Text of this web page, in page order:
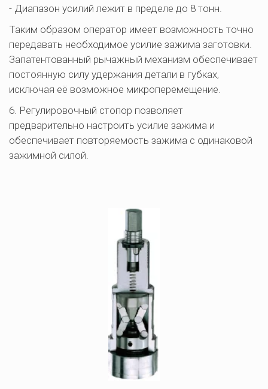
- Диапазон усилий лежит в пределе до 8 тонн.
Таким образом оператор имеет возможность точно
передавать необходимое усилие зажима заготовки.
Запатентованный рычажный механизм обеспечивает
постоянную силу удержания детали в губках,
исключая её возможное микроперемещение.
6. Регулировочный стопор позволяет
предварительно настроить усилие зажима и
обеспечивает повторяемость зажима с одинаковой
зажимной силой.